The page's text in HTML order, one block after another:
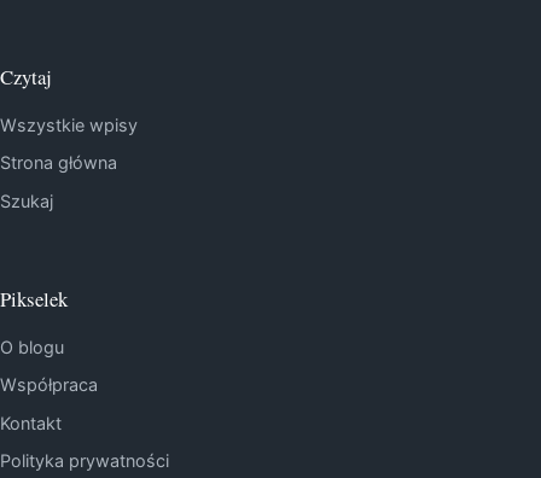
Czytaj
Wszystkie wpisy
Strona główna
Szukaj
Pikselek
O blogu
Współpraca
Kontakt
Polityka prywatności